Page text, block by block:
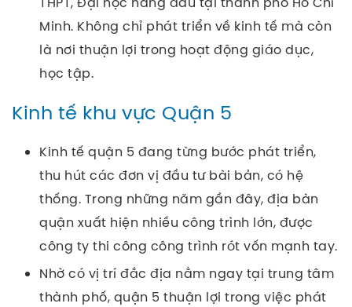
Minh. Không chỉ phát triển về kinh tế mà còn
là nơi thuận lợi trong hoạt động giáo dục,
học tập.
Kinh tế khu vực Quận 5
Kinh tế quận 5 đang từng bước phát triển,
thu hút các đơn vị đầu tư bài bản, có hệ
thống. Trong những năm gần đây, địa bàn
quận xuất hiện nhiều công trình lớn, được
công ty thi công công trình rót vốn mạnh tay.
Nhờ có vị trí đắc địa nằm ngay tại trung tâm
thành phố, quận 5 thuận lợi trong việc phát